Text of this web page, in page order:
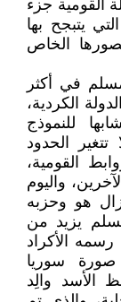
القومية جزء
يتبجح بها
الخاص
في أكثر
الكردية،
للنموذج
الحدود
القومية،
واليوم
هو وحزبه
يزيد من
الأكراد
سوريا
الأسد والِد